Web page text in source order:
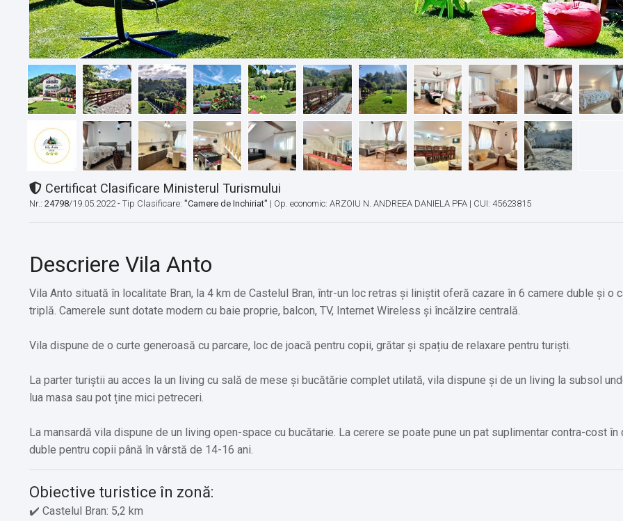
Certificat Clasificare Ministerul Turismului
Nr.: 24798/19.05.2022 - Tip Clasificare: "Camere de Inchiriat" | Op. economic: ARZOIU N. ANDREEA DANIELA PFA | CUI: 45623815
Descriere Vila Anto
Vila Anto situată în localitate Bran, la 4 km de Castelul Bran, într-un loc retras și liniștit oferă cazare în 6 camere duble și o
triplă. Camerele sunt dotate modern cu baie proprie, balcon, TV, Internet Wireless și încălzire centrală.
Vila dispune de o curte generoasă cu parcare, loc de joacă pentru copii, grătar și spațiu de relaxare pentru turiști.
La parter turiștii au acces la un living cu sală de mese și bucătărie complet utilată, vila dispune și de un living la subsol
lua masa sau pot ține mici petreceri.
La mansardă vila dispune de un living open-space cu bucătarie. La cerere se poate pune un pat suplimentar contra-cost în
duble pentru copii până în vârstă de 14-16 ani.
Obiective turistice în zonă:
✔️ Castelul Bran: 5,2 km